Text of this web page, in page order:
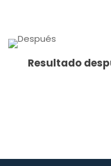
Resultado